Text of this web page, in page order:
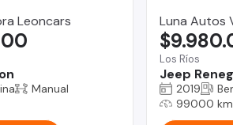
Leoncars
Manual
Luna Autos
Los Ríos
Jeep
2019
99000 km